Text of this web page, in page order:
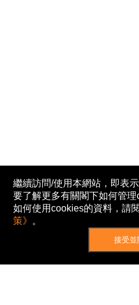
繼續訪問/使用本網站，即表
要了解更多有關閣下如何管
如何使用cookies的資料，請
策》 。
接受並